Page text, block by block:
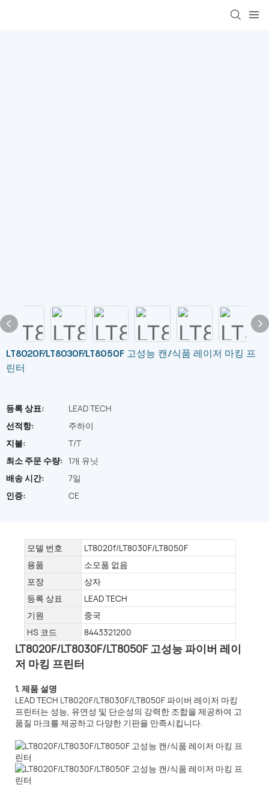
LT8020F/LT8030F/LT8050F 고성능 캔/식품 레이저 마킹 프
린터
등록 상표:
LEAD TECH
선적항:
주하이
지불:
T/T
최소 주문 수량: 1개 유닛
배송 시간:
7일
인증:
CE
모델 번호
LT8020f/LT8030F/LT8050F
용품
소모품 없음
포장
상자
등록 상표
LEAD TECH
기원
중국
HS 코드
8443321200
LT8020F/LT8030F/LT8050F 고성능 파이버 레이
저 마킹 프린터
1. 제품 설명
LEAD TECH LT8020F/LT8030F/LT8050F 파이버 레이저 마킹
프린터는 성능, 유연성 및 단순성의 강력한 조합을 제공하여 고
품질 마크를 제공하고 다양한 기판을 만족시킵니다.